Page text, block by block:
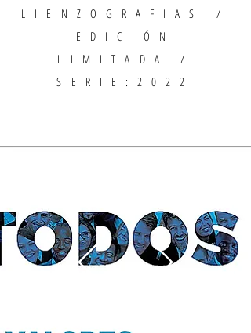
LIENZOGRAFIAS
/
EDICIÓN
LIMITADA /
SERIE:2022